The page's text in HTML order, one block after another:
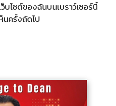
บไซต์ของฉันบนเบราว์เซอร์นี้
นครั้งถัดไป